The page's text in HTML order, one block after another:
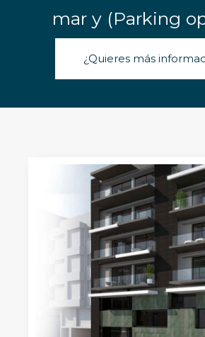
mar y (Parking
¿Quieres más